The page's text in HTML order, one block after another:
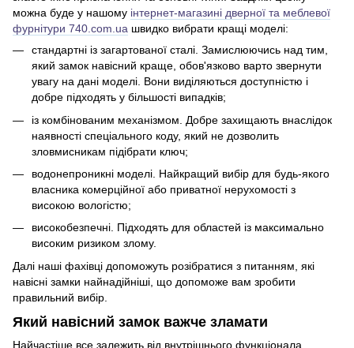
можна буде у нашому інтернет-магазині дверної та меблевої
фурнітури 740.com.ua швидко вибрати кращі моделі:
стандартні із загартованої сталі. Замислюючись над тим,
який замок навісний краще, обов'язково варто звернути
увагу на дані моделі. Вони виділяються доступністю і
добре підходять у більшості випадків;
із комбінованим механізмом. Добре захищають внаслідок
наявності спеціального коду, який не дозволить
зловмисникам підібрати ключ;
водонепроникні моделі. Найкращий вибір для будь-якого
власника комерційної або приватної нерухомості з
високою вологістю;
високобезпечні. Підходять для областей із максимально
високим ризиком злому.
Далі наші фахівці допоможуть розібратися з питанням, які
навісні замки найнадійніші, що допоможе вам зробити
правильний вибір.
Який навісний замок важче зламати
Найчастіше все залежить від внутрішнього функціонала